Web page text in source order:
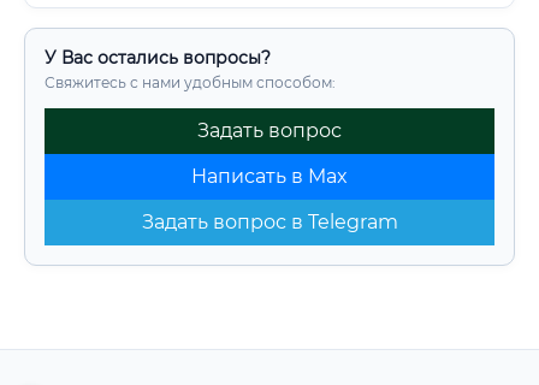
У Вас остались вопросы?
Свяжитесь с нами удобным способом:
Задать вопрос
Написать в Max
Задать вопрос в Telegram